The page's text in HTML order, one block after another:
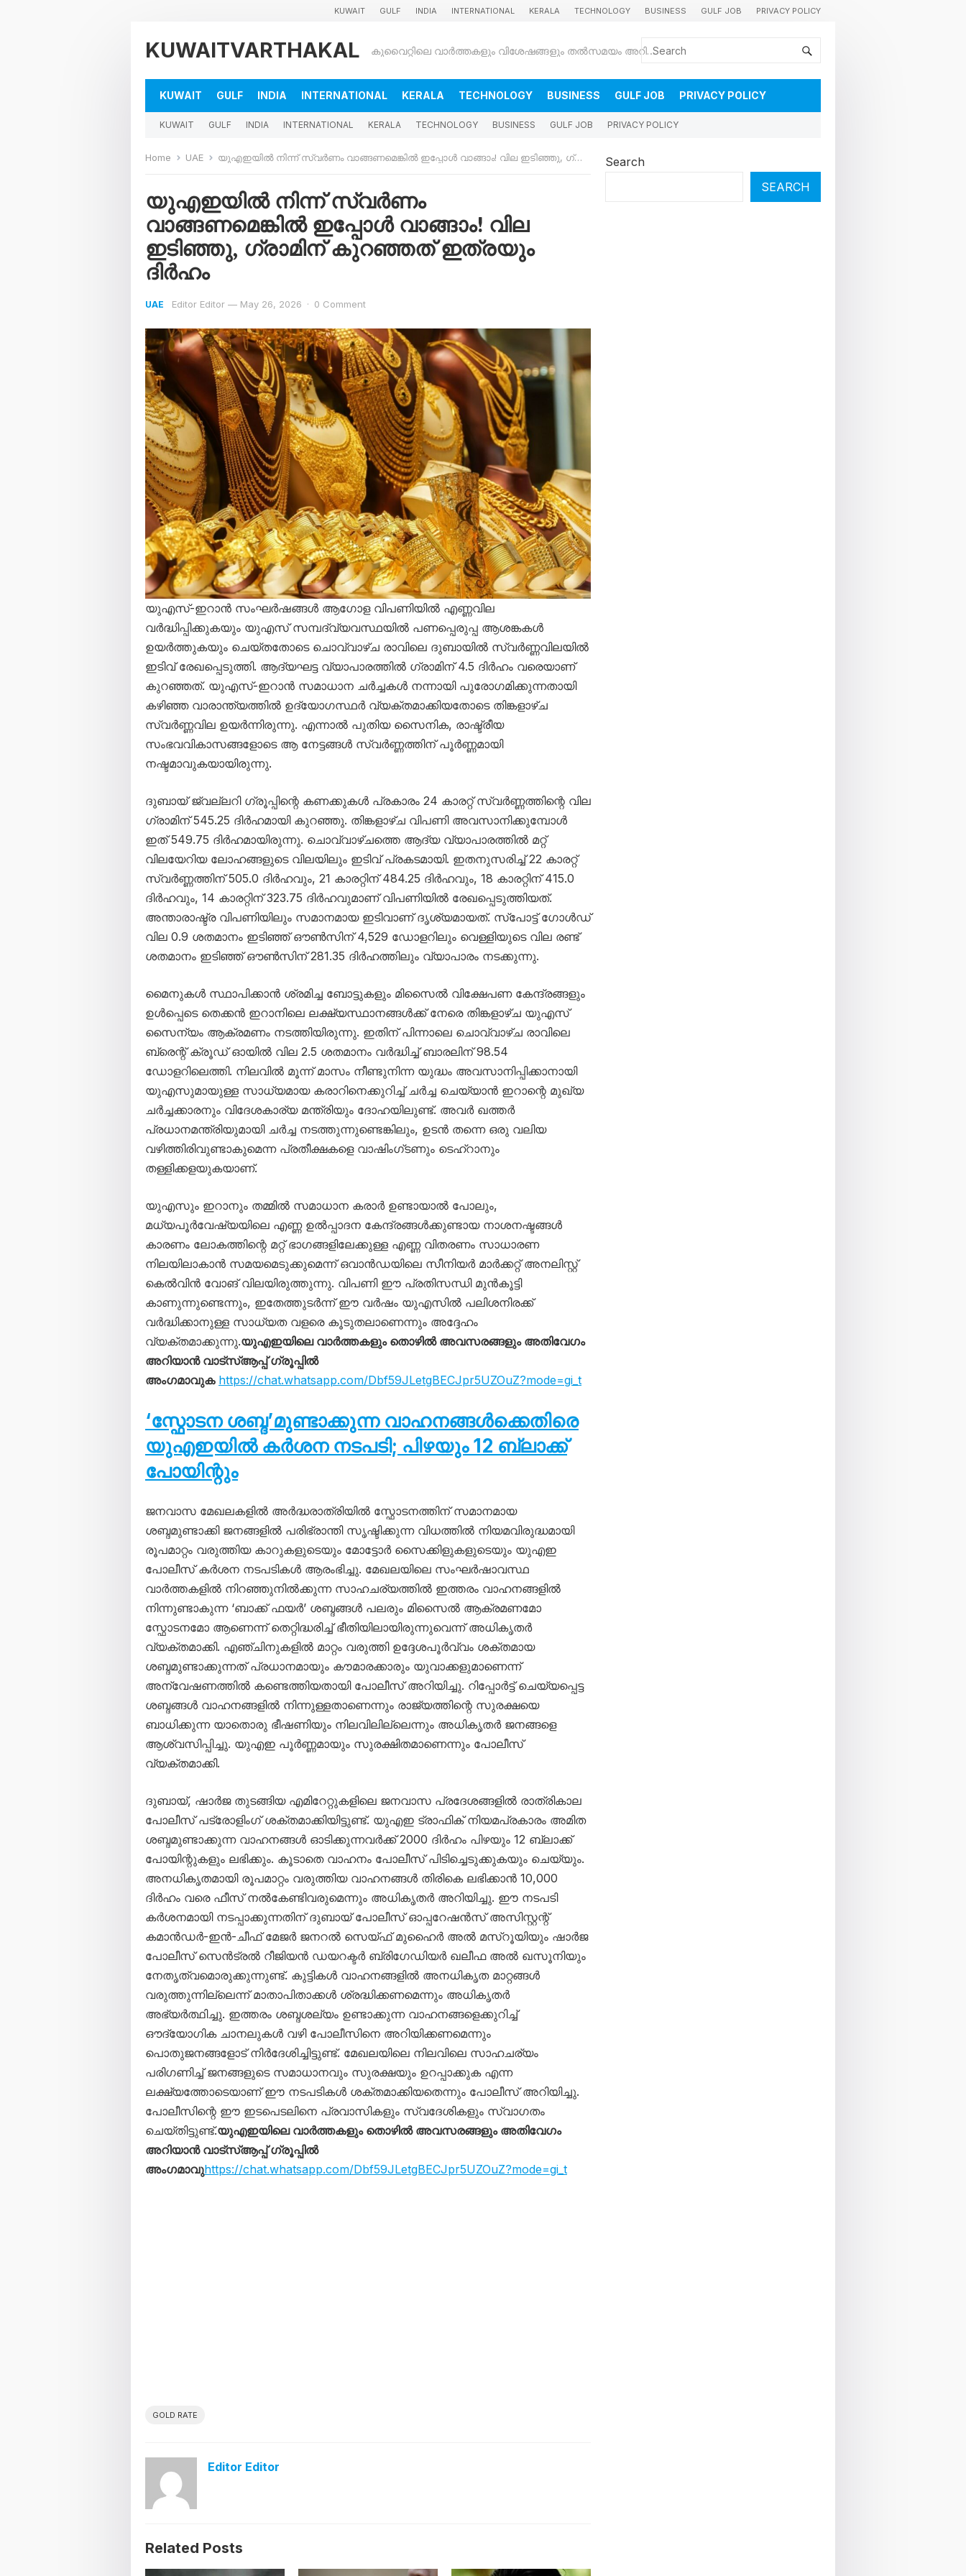
KUWAIT GULF INDIA INTERNATIONAL KERALA TECHNOLOGY BUSINESS GULF JOB PRIVACY POLICY
KUWAITVARTHAKAL കുവൈറ്റിലെ വാർത്തകളും വിശേഷങ്ങളും തൽസമയം അറിയാൻ
KUWAIT GULF INDIA INTERNATIONAL KERALA TECHNOLOGY BUSINESS GULF JOB PRIVACY POLICY
KUWAIT GULF INDIA INTERNATIONAL KERALA TECHNOLOGY BUSINESS GULF JOB PRIVACY POLICY
Home UAE യുഎഇയിൽ നിന്ന് സ്വർണം വാങ്ങണമെങ്കിൽ ഇപ്പോൾ വാങ്ങാം! വില ഇടിഞ്ഞു, ഗ്രാമിന് കുറഞ്ഞത് ഇത്രയും ദിർഹം
യുഎഇയിൽ നിന്ന് സ്വർണം
വാങ്ങണമെങ്കിൽ ഇപ്പോൾ വാങ്ങാം! വില
ഇടിഞ്ഞു, ഗ്രാമിന് കുറഞ്ഞത് ഇത്രയും
ദിർഹം
UAE Editor Editor — May 26, 2026 · 0 Comment
യുഎസ്-ഇറാൻ സംഘർഷങ്ങൾ ആഗോള വിപണിയിൽ എണ്ണവില
വർദ്ധിപ്പിക്കുകയും യുഎസ് സമ്പദ്‌വ്യവസ്ഥയിൽ പണപ്പെരുപ്പ ആശങ്കകൾ
ഉയർത്തുകയും ചെയ്തതോടെ ചൊവ്വാഴ്ച രാവിലെ ദുബായിൽ സ്വർണ്ണവിലയിൽ
ഇടിവ് രേഖപ്പെടുത്തി. ആദ്യഘട്ട വ്യാപാരത്തിൽ ഗ്രാമിന് 4.5 ദിർഹം വരെയാണ്
കുറഞ്ഞത്. യുഎസ്-ഇറാൻ സമാധാന ചർച്ചകൾ നന്നായി പുരോഗമിക്കുന്നതായി
കഴിഞ്ഞ വാരാന്ത്യത്തിൽ ഉദ്യോഗസ്ഥർ വ്യക്തമാക്കിയതോടെ തിങ്കളാഴ്ച
സ്വർണ്ണവില ഉയർന്നിരുന്നു. എന്നാൽ പുതിയ സൈനിക, രാഷ്ട്രീയ
സംഭവവികാസങ്ങളോടെ ആ നേട്ടങ്ങൾ സ്വർണ്ണത്തിന് പൂർണ്ണമായി
നഷ്ടമാവുകയായിരുന്നു.
ദുബായ് ജ്വല്ലറി ഗ്രൂപ്പിന്റെ കണക്കുകൾ പ്രകാരം 24 കാരറ്റ് സ്വർണ്ണത്തിന്റെ വില
ഗ്രാമിന് 545.25 ദിർഹമായി കുറഞ്ഞു. തിങ്കളാഴ്ച വിപണി അവസാനിക്കുമ്പോൾ
ഇത് 549.75 ദിർഹമായിരുന്നു. ചൊവ്വാഴ്ചത്തെ ആദ്യ വ്യാപാരത്തിൽ മറ്റ്
വിലയേറിയ ലോഹങ്ങളുടെ വിലയിലും ഇടിവ് പ്രകടമായി. ഇതനുസരിച്ച് 22 കാരറ്റ്
സ്വർണ്ണത്തിന് 505.0 ദിർഹവും, 21 കാരറ്റിന് 484.25 ദിർഹവും, 18 കാരറ്റിന് 415.0
ദിർഹവും, 14 കാരറ്റിന് 323.75 ദിർഹവുമാണ് വിപണിയിൽ രേഖപ്പെടുത്തിയത്.
അന്താരാഷ്ട്ര വിപണിയിലും സമാനമായ ഇടിവാണ് ദൃശ്യമായത്. സ്പോട്ട് ഗോൾഡ്
വില 0.9 ശതമാനം ഇടിഞ്ഞ് ഔൺസിന് 4,529 ഡോളറിലും വെള്ളിയുടെ വില രണ്ട്
ശതമാനം ഇടിഞ്ഞ് ഔൺസിന് 281.35 ദിർഹത്തിലും വ്യാപാരം നടക്കുന്നു.
മൈനുകൾ സ്ഥാപിക്കാൻ ശ്രമിച്ച ബോട്ടുകളും മിസൈൽ വിക്ഷേപണ കേന്ദ്രങ്ങളും
ഉൾപ്പെടെ തെക്കൻ ഇറാനിലെ ലക്ഷ്യസ്ഥാനങ്ങൾക്ക് നേരെ തിങ്കളാഴ്ച യുഎസ്
സൈന്യം ആക്രമണം നടത്തിയിരുന്നു. ഇതിന് പിന്നാലെ ചൊവ്വാഴ്ച രാവിലെ
ബ്രെന്റ് ക്രൂഡ് ഓയിൽ വില 2.5 ശതമാനം വർദ്ധിച്ച് ബാരലിന് 98.54
ഡോളറിലെത്തി. നിലവിൽ മൂന്ന് മാസം നീണ്ടുനിന്ന യുദ്ധം അവസാനിപ്പിക്കാനായി
യുഎസുമായുള്ള സാധ്യമായ കരാറിനെക്കുറിച്ച് ചർച്ച ചെയ്യാൻ ഇറാന്റെ മുഖ്യ
ചർച്ചക്കാരനും വിദേശകാര്യ മന്ത്രിയും ദോഹയിലുണ്ട്. അവർ ഖത്തർ
പ്രധാനമന്ത്രിയുമായി ചർച്ച നടത്തുന്നുണ്ടെങ്കിലും, ഉടൻ തന്നെ ഒരു വലിയ
വഴിത്തിരിവുണ്ടാകുമെന്ന പ്രതീക്ഷകളെ വാഷിംഗ്ടണും ടെഹ്റാനും
തള്ളിക്കളയുകയാണ്.
യുഎസും ഇറാനും തമ്മിൽ സമാധാന കരാർ ഉണ്ടായാൽ പോലും,
മധ്യപൂർവേഷ്യയിലെ എണ്ണ ഉൽപ്പാദന കേന്ദ്രങ്ങൾക്കുണ്ടായ നാശനഷ്ടങ്ങൾ
കാരണം ലോകത്തിന്റെ മറ്റ് ഭാഗങ്ങളിലേക്കുള്ള എണ്ണ വിതരണം സാധാരണ
നിലയിലാകാൻ സമയമെടുക്കുമെന്ന് ഒവാൻഡയിലെ സീനിയർ മാർക്കറ്റ് അനലിസ്റ്റ്
കെൽവിൻ വോങ് വിലയിരുത്തുന്നു. വിപണി ഈ പ്രതിസന്ധി മുൻകൂട്ടി
കാണുന്നുണ്ടെന്നും, ഇതേത്തുടർന്ന് ഈ വർഷം യുഎസിൽ പലിശനിരക്ക്
വർദ്ധിക്കാനുള്ള സാധ്യത വളരെ കൂടുതലാണെന്നും അദ്ദേഹം
വ്യക്തമാക്കുന്നു.യുഎഇയിലെ വാർത്തകളും തൊഴിൽ അവസരങ്ങളും അതിവേഗം
അറിയാൻ വാട്സ്ആപ്പ് ഗ്രൂപ്പിൽ
അംഗമാവുക https://chat.whatsapp.com/Dbf59JLetgBECJpr5UZOuZ?mode=gi_t
‘സ്ഫോടന ശബ്ദ’മുണ്ടാക്കുന്ന വാഹനങ്ങൾക്കെതിരെ
യുഎഇയിൽ കർശന നടപടി; പിഴയും 12 ബ്ലാക്ക്
പോയിന്റും
ജനവാസ മേഖലകളിൽ അർദ്ധരാത്രിയിൽ സ്ഫോടനത്തിന് സമാനമായ
ശബ്ദമുണ്ടാക്കി ജനങ്ങളിൽ പരിഭ്രാന്തി സൃഷ്ടിക്കുന്ന വിധത്തിൽ നിയമവിരുദ്ധമായി
രൂപമാറ്റം വരുത്തിയ കാറുകളുടെയും മോട്ടോർ സൈക്കിളുകളുടെയും യുഎഇ
പോലീസ് കർശന നടപടികൾ ആരംഭിച്ചു. മേഖലയിലെ സംഘർഷാവസ്ഥ
വാർത്തകളിൽ നിറഞ്ഞുനിൽക്കുന്ന സാഹചര്യത്തിൽ ഇത്തരം വാഹനങ്ങളിൽ
നിന്നുണ്ടാകുന്ന ‘ബാക്ക് ഫയർ’ ശബ്ദങ്ങൾ പലരും മിസൈൽ ആക്രമണമോ
സ്ഫോടനമോ ആണെന്ന് തെറ്റിദ്ധരിച്ച് ഭീതിയിലായിരുന്നുവെന്ന് അധികൃതർ
വ്യക്തമാക്കി. എഞ്ചിനുകളിൽ മാറ്റം വരുത്തി ഉദ്ദേശപൂർവ്വം ശക്തമായ
ശബ്ദമുണ്ടാക്കുന്നത് പ്രധാനമായും കൗമാരക്കാരും യുവാക്കളുമാണെന്ന്
അന്വേഷണത്തിൽ കണ്ടെത്തിയതായി പോലീസ് അറിയിച്ചു. റിപ്പോർട്ട് ചെയ്യപ്പെട്ട
ശബ്ദങ്ങൾ വാഹനങ്ങളിൽ നിന്നുള്ളതാണെന്നും രാജ്യത്തിന്റെ സുരക്ഷയെ
ബാധിക്കുന്ന യാതൊരു ഭീഷണിയും നിലവിലില്ലെന്നും അധികൃതർ ജനങ്ങളെ
ആശ്വസിപ്പിച്ചു. യുഎഇ പൂർണ്ണമായും സുരക്ഷിതമാണെന്നും പോലീസ്
വ്യക്തമാക്കി.
ദുബായ്, ഷാർജ തുടങ്ങിയ എമിറേറ്റുകളിലെ ജനവാസ പ്രദേശങ്ങളിൽ രാത്രികാല
പോലീസ് പട്രോളിംഗ് ശക്തമാക്കിയിട്ടുണ്ട്. യുഎഇ ട്രാഫിക് നിയമപ്രകാരം അമിത
ശബ്ദമുണ്ടാക്കുന്ന വാഹനങ്ങൾ ഓടിക്കുന്നവർക്ക് 2000 ദിർഹം പിഴയും 12 ബ്ലാക്ക്
പോയിന്റുകളും ലഭിക്കും. കൂടാതെ വാഹനം പോലീസ് പിടിച്ചെടുക്കുകയും ചെയ്യും.
അനധികൃതമായി രൂപമാറ്റം വരുത്തിയ വാഹനങ്ങൾ തിരികെ ലഭിക്കാൻ 10,000
ദിർഹം വരെ ഫീസ് നൽകേണ്ടിവരുമെന്നും അധികൃതർ അറിയിച്ചു. ഈ നടപടി
കർശനമായി നടപ്പാക്കുന്നതിന് ദുബായ് പോലീസ് ഓപ്പറേഷൻസ് അസിസ്റ്റന്റ്
കമാൻഡർ-ഇൻ-ചീഫ് മേജർ ജനറൽ സെയ്ഫ് മുഹൈർ അൽ മസ്‌റൂയിയും ഷാർജ
പോലീസ് സെൻട്രൽ റീജിയൻ ഡയറക്ടർ ബ്രിഗേഡിയർ ഖലീഫ അൽ ഖസൂനിയും
നേതൃത്വമൊരുക്കുന്നുണ്ട്. കുട്ടികൾ വാഹനങ്ങളിൽ അനധികൃത മാറ്റങ്ങൾ
വരുത്തുന്നില്ലെന്ന് മാതാപിതാക്കൾ ശ്രദ്ധിക്കണമെന്നും അധികൃതർ
അഭ്യർത്ഥിച്ചു. ഇത്തരം ശബ്ദശല്യം ഉണ്ടാക്കുന്ന വാഹനങ്ങളെക്കുറിച്ച്
ഔദ്യോഗിക ചാനലുകൾ വഴി പോലീസിനെ അറിയിക്കണമെന്നും
പൊതുജനങ്ങളോട് നിർദേശിച്ചിട്ടുണ്ട്. മേഖലയിലെ നിലവിലെ സാഹചര്യം
പരിഗണിച്ച് ജനങ്ങളുടെ സമാധാനവും സുരക്ഷയും ഉറപ്പാക്കുക എന്ന
ലക്ഷ്യത്തോടെയാണ് ഈ നടപടികൾ ശക്തമാക്കിയതെന്നും പോലീസ് അറിയിച്ചു.
പോലീസിന്റെ ഈ ഇടപെടലിനെ പ്രവാസികളും സ്വദേശികളും സ്വാഗതം
ചെയ്തിട്ടുണ്ട്.യുഎഇയിലെ വാർത്തകളും തൊഴിൽ അവസരങ്ങളും അതിവേഗം
അറിയാൻ വാട്സ്ആപ്പ് ഗ്രൂപ്പിൽ
അംഗമാവുhttps://chat.whatsapp.com/Dbf59JLetgBECJpr5UZOuZ?mode=gi_t
GOLD RATE
Editor Editor
Related Posts
Search
SEARCH